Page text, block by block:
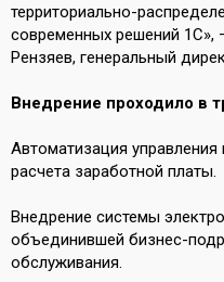
территориально-
современных решений 1С»,
Рензяев, генеральный
Внедрение проходило в
Автоматизация
расчета заработной платы.
Внедрение системы
объединившей бизнес-
обслуживания.